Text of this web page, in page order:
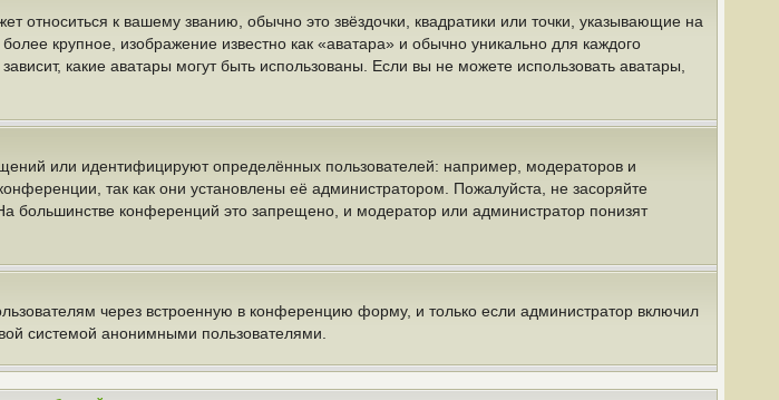
относиться к вашему званию, обычно это звёздочки, квадратики или точки, указывающие на
крупное, изображение известно как «аватара» и обычно уникально для каждого
какие аватары могут быть использованы. Если вы не можете использовать аватары,
или идентифицируют определённых пользователей: например, модераторов и
так как они установлены её администратором. Пожалуйста, не засоряйте
конференций это запрещено, и модератор или администратор понизят
через встроенную в конференцию форму, и только если администратор включил
системой анонимными пользователями.